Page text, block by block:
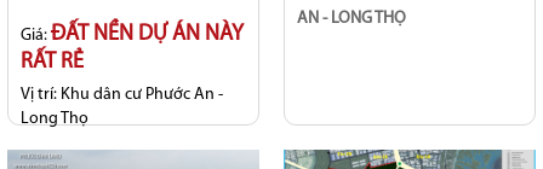
Giá: ĐẤT NỀN DỰ ÁN NÀY
RẤT RẺ
Vị trí: Khu dân cư Phước An -
Long Thọ
AN - LONG THỌ